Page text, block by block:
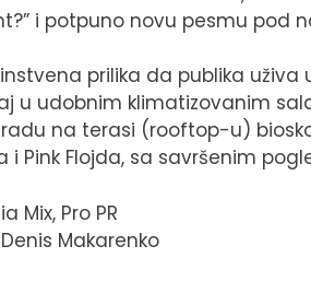
i potpuno novu pesmu pod
prilika da publika
u udobnim klimatizovanim
na terasi (rooftop-u)
i Pink Flojda, sa savršenim
Mix, Pro PR
Makarenko